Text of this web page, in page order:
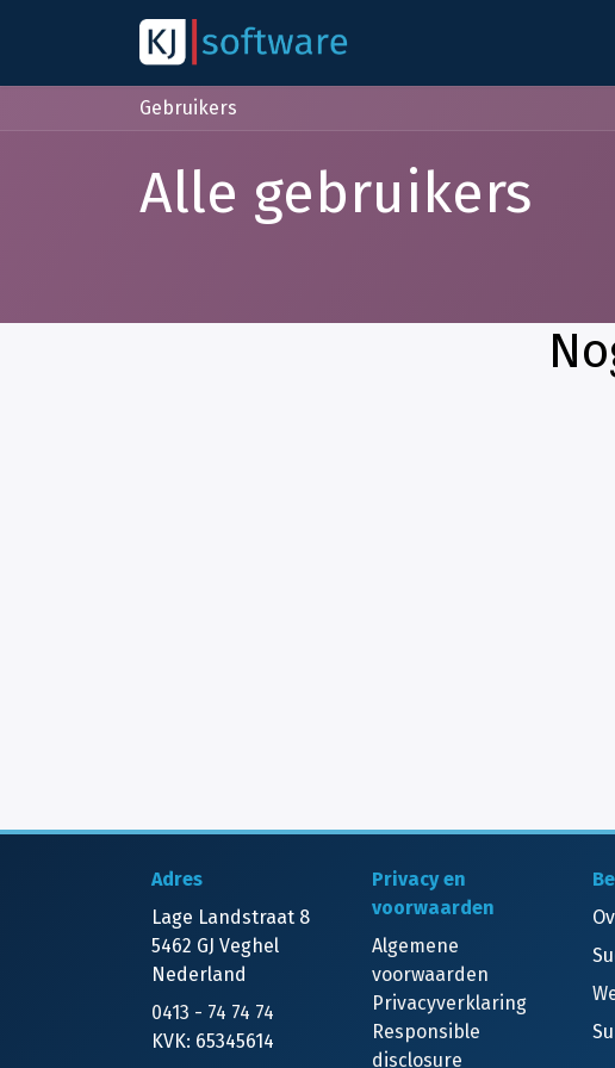
Gebruikers
Alle gebruikers
Adres
Lage Landstraat 8
5462 GJ Veghel
Nederland
0413 - 74 74 74
KVK: 65345614
Privacy en
voorwaarden
Algemene
voorwaarden
Privacyverklaring
Responsible
disclosure